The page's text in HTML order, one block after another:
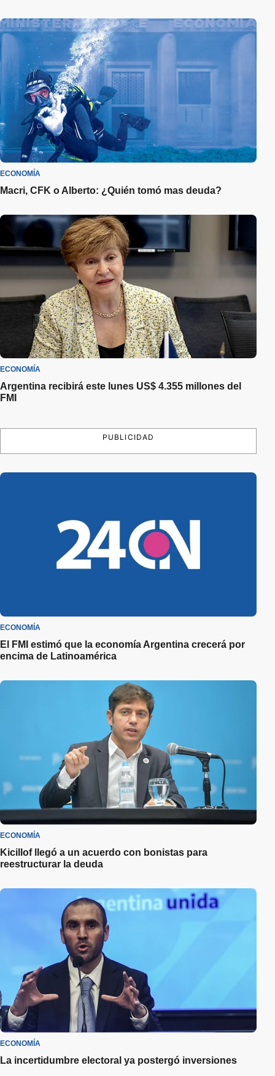
ECONOMÍA
Macri, CFK o Alberto: ¿Quién tomó mas deuda?
ECONOMÍA
Argentina recibirá este lunes US$ 4.355 millones del
FMI
PUBLICIDAD
ECONOMÍA
El FMI estimó que la economía Argentina crecerá por
encima de Latinoamérica
ECONOMÍA
Kicillof llegó a un acuerdo con bonistas para
reestructurar la deuda
ECONOMÍA
La incertidumbre electoral ya postergó inversiones